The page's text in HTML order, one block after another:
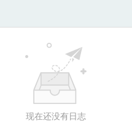
现在还没有日志